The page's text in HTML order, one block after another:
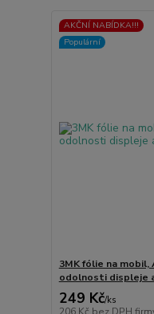
AKČNÍ NABÍDKA!!!
Populární
3MK fólie na mobil,
odolnosti displeje
249 Kč/ks
206 Kč bez DPH